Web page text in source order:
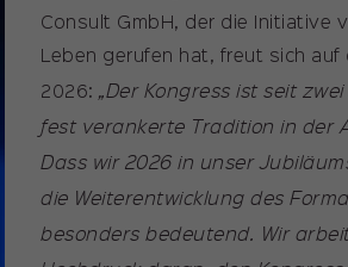
Consult GmbH, der die Initiative
Leben gerufen hat, freut sich
2026:„Der Kongress ist seit
fest verankerte Tradition in der
Dass wir 2026 in unser
die Weiterentwicklung des
besonders bedeutend. Wir
werden.